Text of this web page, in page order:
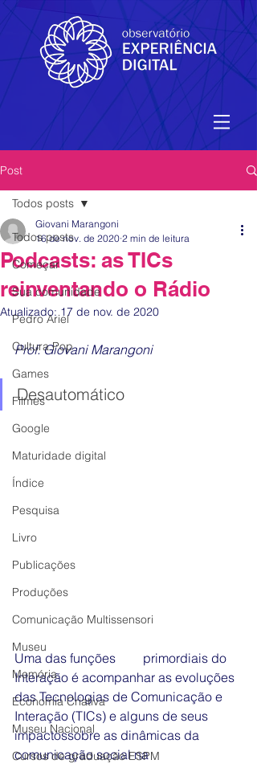
Post
Todos posts
Começar
Sua comunidade
Pedro Ariel
Cultura Pop
Games
Filmes
Google
Maturidade digital
Índice
Pesquisa
Livro
Publicações
Produções
Comunicação Multissensori
Museu
Memória
Economia Criativa
Museu Nacional
Cursos de graduação ESPM
Todos posts
Podcasts: as TICs
reinventando o Rádio
Giovani Marangoni
16 de nov. de 2020 2 min de leitura
Atualizado:17 de nov. de 2020
Prof. Giovani Marangoni
Desautomático
Uma das funções 	primordiais do
Interação é acompanhar as evoluções
das Tecnologias de Comunicação e
Interação (TICs) e alguns de seus
impactossobre as dinâmicas da
comunicação social na